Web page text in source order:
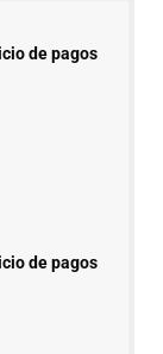
de pagos
de pagos